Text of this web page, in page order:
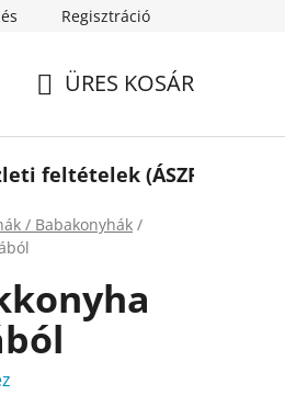
Regisztráció
ÜRES KOSÁR
feltételek (ÁSZF)
/ Babakonyhák /